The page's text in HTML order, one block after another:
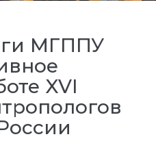
МГППУ
XVI